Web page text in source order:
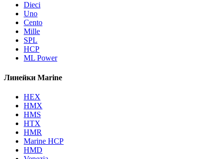
Dieci
Uno
Cento
Mille
SPL
HCP
ML Power
Линейки Marine
HEX
HMX
HMS
HTX
HMR
Marine HCP
HMD